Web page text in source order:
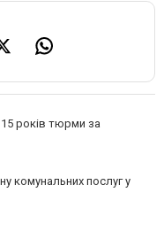
років тюрми за
комунальних послуг у